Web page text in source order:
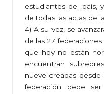
estudiantes del país,
de todas las actas de
4) A su vez, se
de las 27
que hoy no están
encuentran
nueve creadas
federación debe